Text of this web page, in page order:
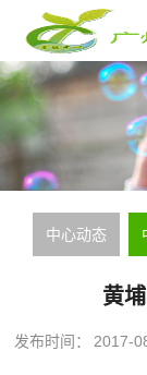
中心动态
黄
发布时间： 2017-